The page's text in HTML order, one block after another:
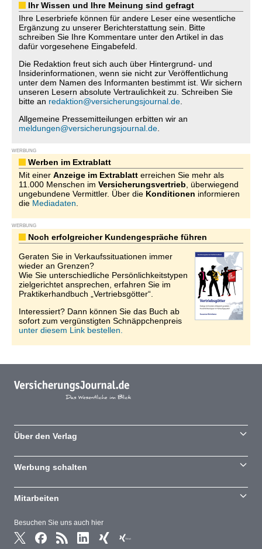
Ihr Wissen und Ihre Meinung sind gefragt
Ihre Leserbriefe können für andere Leser eine wesentliche
Ergänzung zu unserer Berichterstattung sein. Bitte
schreiben Sie Ihre Kommentare unter den Artikel in das
dafür vorgesehene Eingabefeld.
Die Redaktion freut sich auch über Hintergrund- und
Insiderinformationen, wenn sie nicht zur Veröffentlichung
unter dem Namen des Informanten bestimmt ist. Wir sichern
unseren Lesern absolute Vertraulichkeit zu. Schreiben Sie
bitte an redaktion@versicherungsjournal.de
Allgemeine Pressemitteilungen erbitten wir an
meldungen@versicherungsjournal.de
WERBUNG
Werben im Extrablatt
Mit einer Anzeige im Extrablatt erreichen Sie mehr als
11.000 Menschen im Versicherungsvertrieb , überwiegend
ungebundene Vermittler. Über die Konditionen informieren
die Mediadaten
WERBUNG
Noch erfolgreicher Kundengespräche führen
Geraten Sie in Verkaufssituationen immer
wieder an Grenzen?
Wie Sie unterschiedliche Persönlichkeitstypen
zielgerichtet ansprechen, erfahren Sie im
Praktikerhandbuch „Vertriebsgötter“.
Interessiert? Dann können Sie das Buch ab
sofort zum vergünstigten Schnäppchenpreis
unter diesem Link bestellen.
Besuchen Sie uns auch hier
Über den Verlag
Werbung schalten
Mitarbeiten